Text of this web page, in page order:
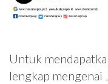
Untuk
lengkap mengenai